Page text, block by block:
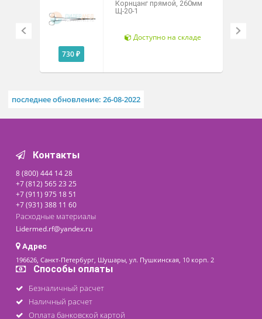
Похожие товары
Щ-20-1
последнее обновление: 26-08-2022
Контакты
+7 (812) 565 23 25
+7 (911) 975 18 51
+7 (931) 388 11 60